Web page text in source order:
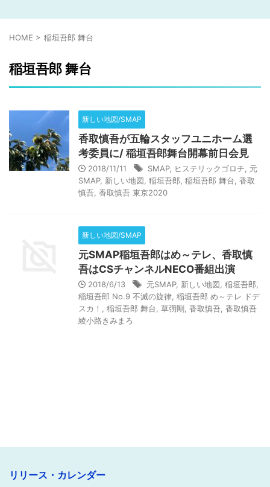
HOME > 稲垣吾郎 舞台
稲垣吾郎 舞台
新しい地図/SMAP
香取慎吾が五輪スタッフユニホーム選
考委員に/ 稲垣吾郎舞台開幕前日会見
2018/11/11 SMAP, ヒステリックゴロチ
元
SMAP, 新しい地図 稲垣吾郎 稲垣吾郎 舞台 香取
慎吾 香取慎吾 東京2020
新しい地図/SMAP
元SMAP稲垣吾郎はめ～テレ、香取慎
吾はCSチャンネルNECO番組出演
2018/6/13 元SMAP, 新しい地図 稲垣吾郎
稲垣吾郎 No.9 不滅の旋律 稲垣吾郎 め～テレ ドデ
スカ！
稲垣吾郎 舞台 草彅剛 香取慎吾 香取慎吾
綾小路きみまろ
リリース・カレンダー